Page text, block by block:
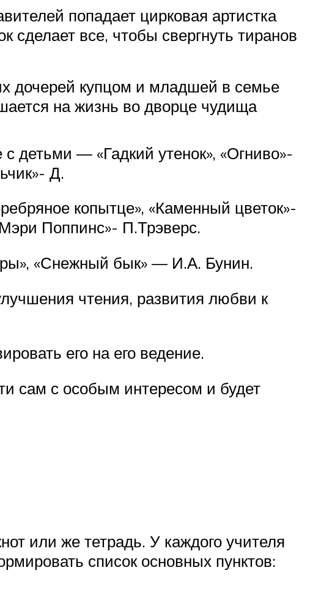
попадает цирковая артистка
сделает все, чтобы свергнуть тиранов
дочерей купцом и младшей в семье
на жизнь во дворце чудища
детьми — «Гадкий утенок», «Огниво»-
Д.
копытце», «Каменный цветок»-
Поппинс»- П.Трэверс.
«Снежный бык» — И.А. Бунин.
чтения, развития любви к
его на его ведение.
сам с особым интересом и будет
или же тетрадь. У каждого учителя
список основных пунктов: